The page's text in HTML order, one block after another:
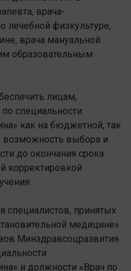
врача-
лечебной физкультуре,
врача мануальной
образовательным
лицам,
специальности
как на бюджетной, так
возможность выбора и
до окончания срока
корректировкой
специалистов, принятых
медицине»
Минздравсоцразвития
и должности «Врач по